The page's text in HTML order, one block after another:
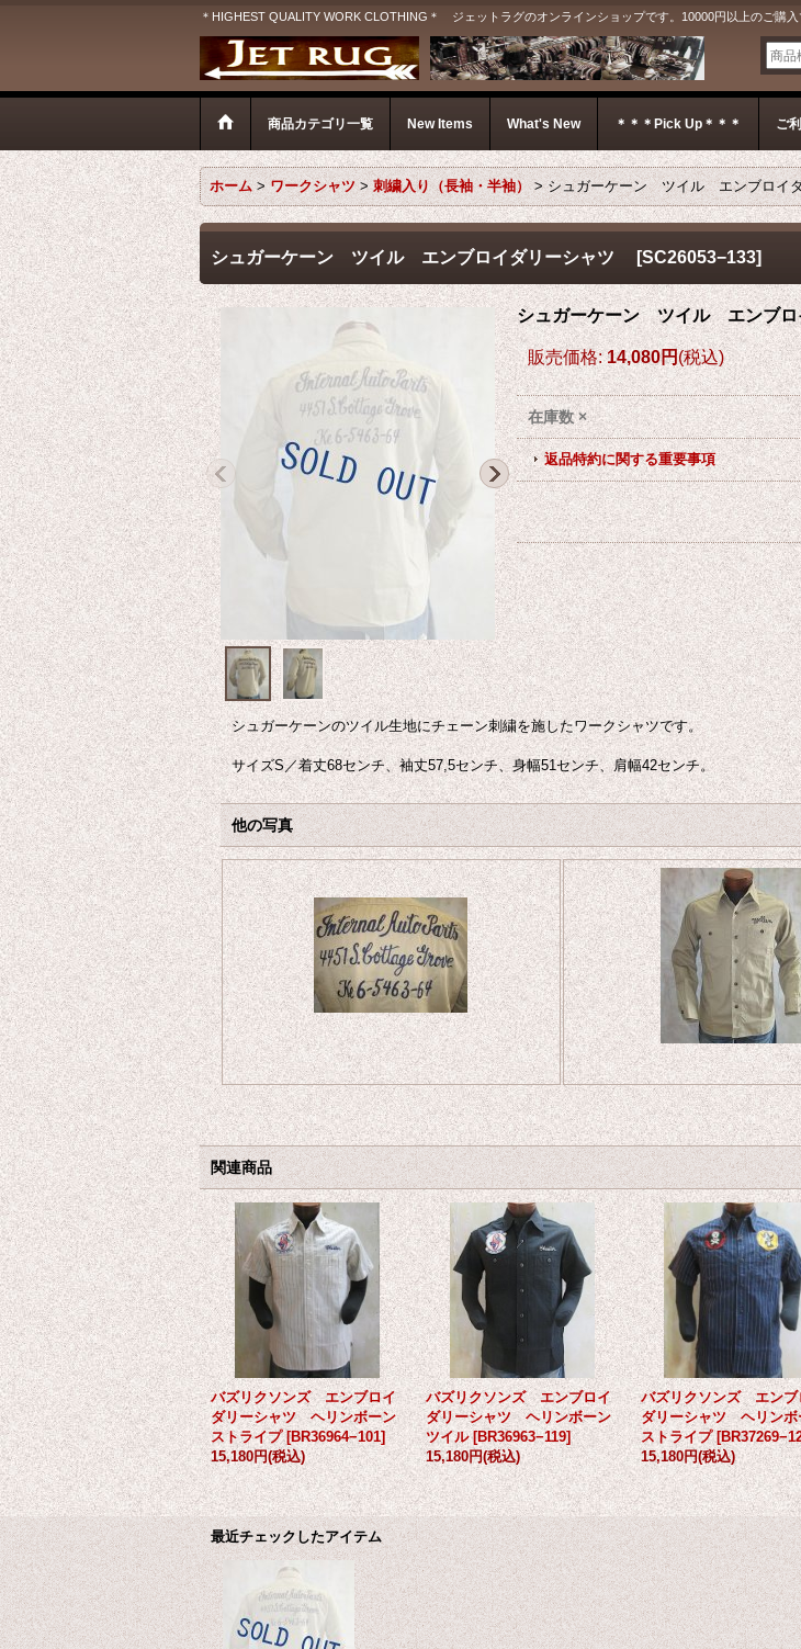
＊HIGHEST QUALITY WORK CLOTHING＊ ジェットラグのオンラインショップです。10000円以上のご購入
商品カテゴリ一覧 New Items What's New ＊＊＊Pick Up＊＊＊ ご
ホーム > ワークシャツ > 刺繍入り（長袖・半袖） > シュガーケーン ツイル エンブロイ
シュガーケーン ツイル エンブロイダリーシャツ [SC26053−133]
シュガーケーン ツイル エンブ
販売価格: 14,080円(税込)
在庫数 ×
返品特約に関する重要事項
シュガーケーンのツイル生地にチェーン刺繍を施したワークシャツです。
サイズS／着丈68センチ、袖丈57,5センチ、身幅51センチ、肩幅42センチ。
他の写真
関連商品
バズリクソンズ エンブロイ
ダリーシャツ ヘリンボーン
ストライプ [BR36964−101]
15,180円(税込)
バズリクソンズ エンブロイ
ダリーシャツ ヘリンボーン
ツイル [BR36963−119]
15,180円(税込)
バズリクソンズ エンブ
ダリーシャツ ヘリンボ
ストライプ [
15,180円(税込)
最近チェックしたアイテム